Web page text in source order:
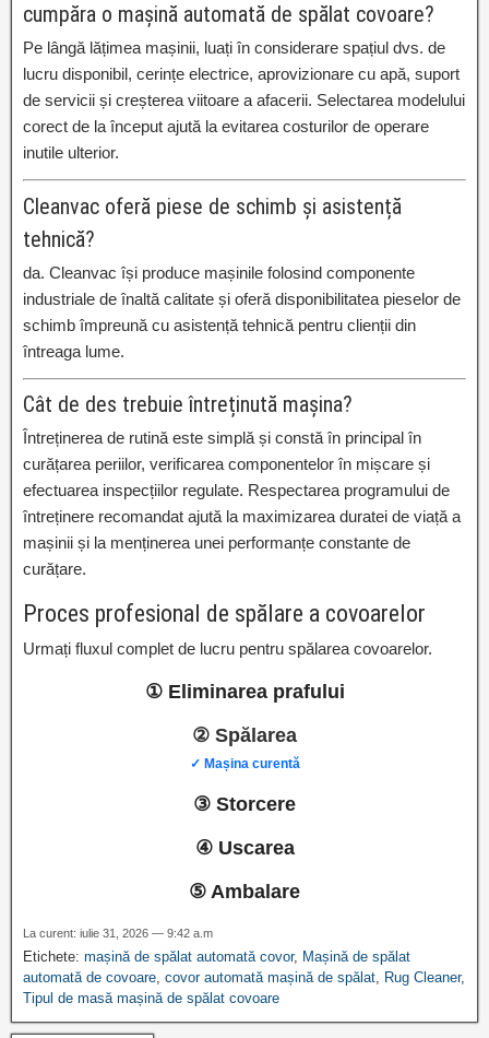
cumpăra o mașină automată de spălat covoare?
Pe lângă lățimea mașinii, luați în considerare spațiul dvs. de
lucru disponibil, cerințe electrice, aprovizionare cu apă, suport
de servicii și creșterea viitoare a afacerii. Selectarea modelului
corect de la început ajută la evitarea costurilor de operare
inutile ulterior.
Cleanvac oferă piese de schimb și asistență
tehnică?
da. Cleanvac își produce mașinile folosind componente
industriale de înaltă calitate și oferă disponibilitatea pieselor de
schimb împreună cu asistență tehnică pentru clienții din
întreaga lume.
Cât de des trebuie întreținută mașina?
Întreținerea de rutină este simplă și constă în principal în
curățarea periilor, verificarea componentelor în mișcare și
efectuarea inspecțiilor regulate. Respectarea programului de
întreținere recomandat ajută la maximizarea duratei de viață a
mașinii și la menținerea unei performanțe constante de
curățare.
Proces profesional de spălare a covoarelor
Urmați fluxul complet de lucru pentru spălarea covoarelor.
① Eliminarea prafului
② Spălarea
✓ Mașina curentă
③ Storcere
④ Uscarea
⑤ Ambalare
La curent: iulie 31, 2026 — 9:42 a.m
Etichete: mașină de spălat automată covor, Mașină de spălat
automată de covoare, covor automată mașină de spălat, Rug Cleaner,
Tipul de masă mașină de spălat covoare